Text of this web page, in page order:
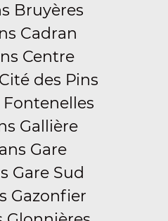
Bruyères
Cadran
Centre
des Pins
Fontenelles
Gallière
Gare
Gare Sud
Gazonfier